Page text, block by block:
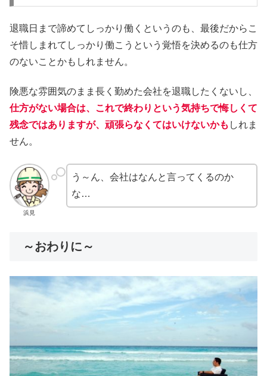
退職日まで諦めてしっかり働くというのも、最後だからこ
そ惜しまれてしっかり働こうという覚悟を決めるのも仕方
のないことかもしれません。
険悪な雰囲気のまま長く勤めた会社を退職したくないし、
仕方がない場合は、これで終わりという気持ちで悔しくて
残念ではありますが、頑張らなくてはいけないかも しれま
せん。
浜見
う～ん、会社はなんと言ってくるのか
な…
～おわりに～